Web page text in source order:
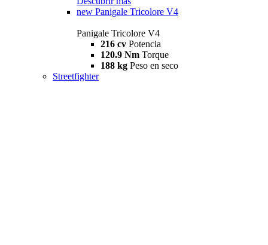
new Panigale Tricolore V4
Panigale Tricolore V4
216 cv Potencia
120.9 Nm Torque
188 kg Peso en seco
Streetfighter